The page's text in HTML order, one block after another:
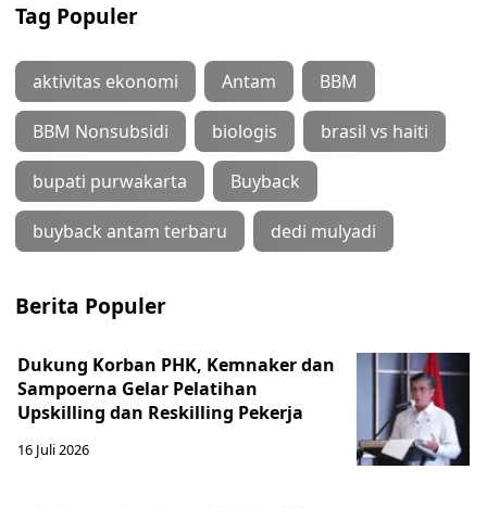
Tag Populer
aktivitas ekonomi Antam BBM
BBM Nonsubsidi biologis brasil vs haiti
bupati purwakarta Buyback
buyback antam terbaru dedi mulyadi
Berita Populer
Dukung Korban PHK, Kemnaker dan
Sampoerna Gelar Pelatihan
Upskilling dan Reskilling Pekerja
16 Juli 2026